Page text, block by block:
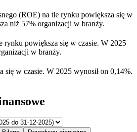
(ROE) na tle rynku powiększa się w
niż 57% organizacji w branży.
rynku powiększa się w czasie. W 2025
w branży.
się w czasie. W 2025 wynosił on 0,14%.